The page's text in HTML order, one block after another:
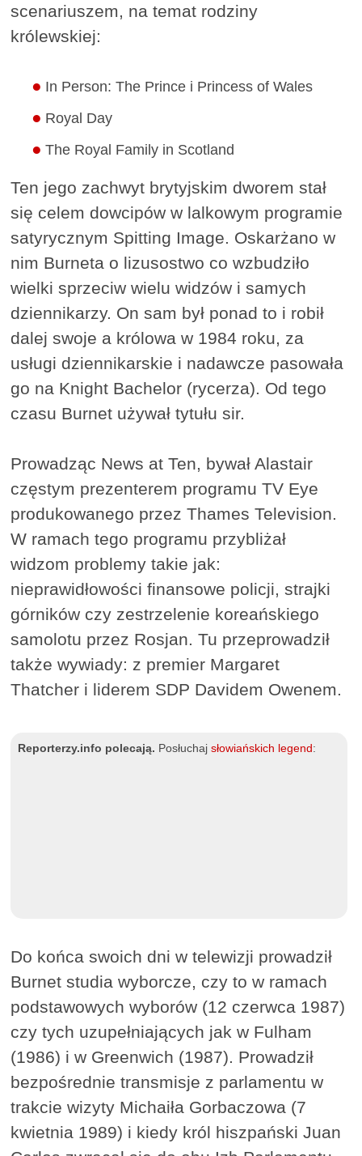
scenariuszem, na temat rodziny
królewskiej:
In Person: The Prince i Princess of Wales
Royal Day
The Royal Family in Scotland
Ten jego zachwyt brytyjskim dworem stał
się celem dowcipów w lalkowym programie
satyrycznym Spitting Image. Oskarżano w
nim Burneta o lizusostwo co wzbudziło
wielki sprzeciw wielu widzów i samych
dziennikarzy. On sam był ponad to i robił
dalej swoje a królowa w 1984 roku, za
usługi dziennikarskie i nadawcze pasowała
go na Knight Bachelor (rycerza). Od tego
czasu Burnet używał tytułu sir.
Prowadząc News at Ten, bywał Alastair
częstym prezenterem programu TV Eye
produkowanego przez Thames Television.
W ramach tego programu przybliżał
widzom problemy takie jak:
nieprawidłowości finansowe policji, strajki
górników czy zestrzelenie koreańskiego
samolotu przez Rosjan. Tu przeprowadził
także wywiady: z premier Margaret
Thatcher i liderem SDP Davidem Owenem.
Reporterzy.info polecają. Posłuchajsłowiańskich legend :
Do końca swoich dni w telewizji prowadził
Burnet studia wyborcze, czy to w ramach
podstawowych wyborów (12 czerwca 1987)
czy tych uzupełniających jak w Fulham
(1986) i w Greenwich (1987). Prowadził
bezpośrednie transmisje z parlamentu w
trakcie wizyty Michaiła Gorbaczowa (7
kwietnia 1989) i kiedy król hiszpański Juan